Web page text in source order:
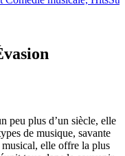
peu plus d’un siècle, elle
de musique, savante
elle offre la plus